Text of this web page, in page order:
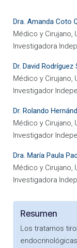
Dra. Amanda Coto
Médico y Cirujano,
Investigadora
Dr. David Rodríguez
Médico y Cirujano,
Investigador
Dr. Rolando
Médico y Cirujano,
Investigador
Dra. María Paula
Médico y Cirujano,
Investigadora
Resumen
Los tratarnos